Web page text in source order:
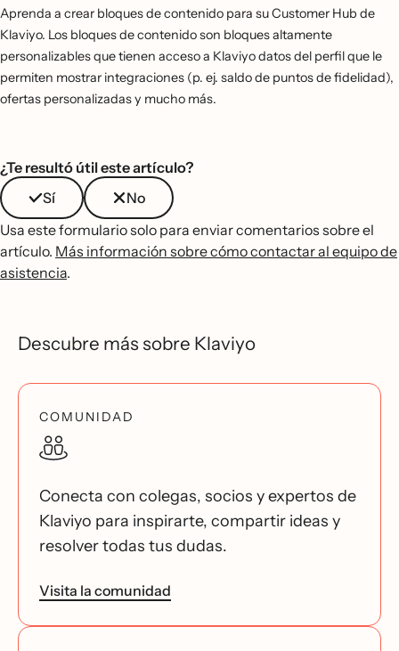
Aprenda a crear bloques de contenido para su Customer Hub de
Klaviyo. Los bloques de contenido son bloques altamente
personalizables que tienen acceso a Klaviyo datos del perfil que le
permiten mostrar integraciones (p. ej. saldo de puntos de fidelidad),
ofertas personalizadas y mucho más.
¿Te resultó útil este artículo?
Sí
No
Usa este formulario solo para enviar comentarios sobre el
artículo. Más información sobre cómo contactar al equipo de
asistencia.
Descubre más sobre Klaviyo
COMUNIDAD
Conecta con colegas, socios y expertos de
Klaviyo para inspirarte, compartir ideas y
resolver todas tus dudas.
Visita la comunidad